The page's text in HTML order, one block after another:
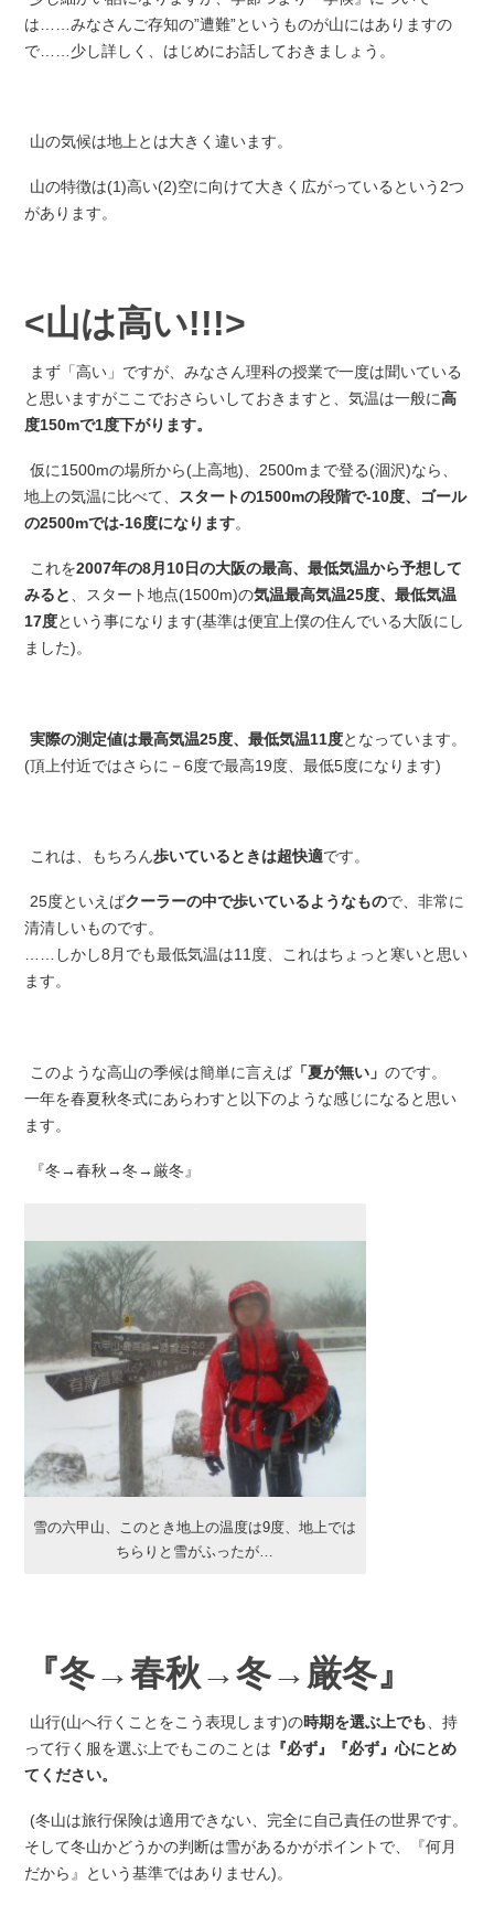
は……みなさんご存知の”遭難”というものが山にはありますの
で……少し詳しく、はじめにお話しておきましょう。
山の気候は地上とは大きく違います。
山の特徴は(1)高い(2)空に向けて大きく広がっているという2つ
があります。
<山は高い!!!>
まず「高い」ですが、みなさん理科の授業で一度は聞いている
と思いますがここでおさらいしておきますと、気温は一般に高
度150mで1度下がります。
仮に1500mの場所から(上高地)、2500mまで登る(涸沢)なら、
地上の気温に比べて、
スタートの1500mの段階で-10度、ゴール
の2500mでは-16度になります。
これを2007年の8月10日の大阪の最高、最低気温から予想して
みると 、スタート地点(1500m)の気温最高気温25度、最低気温
17度という事になります(基準は便宜上僕の住んでいる大阪にし
ました)。
実際の測定値は最高気温25度、最低気温11度となっています。
(頂上付近ではさらに－6度で最高19度、最低5度になります)
これは、もちろん歩いているときは超快適です。
25度といえばクーラーの中で歩いているようなもので、非常に
清清しいものです。
……しかし8月でも最低気温は11度、これはちょっと寒いと思い
ます。
このような高山の季候は簡単に言えば「夏が無い」 のです。
一年を春夏秋冬式にあらわすと以下のような感じになると思い
ます。
『冬→春秋→冬→厳冬』
雪の六甲山、このとき地上の温度は9度、地上では
ちらりと雪がふったが…
『冬→春秋→冬→厳冬』
山行(山へ行くことをこう表現します)の時期を選ぶ上でも 、持
って行く服を選ぶ上でもこのことは 『必ず』『必ず』心にとめ
てください。
(冬山は旅行保険は適用できない、完全に自己責任の世界です。
そして冬山かどうかの判断は雪があるかがポイントで、『何月
だから』という基準ではありません)。